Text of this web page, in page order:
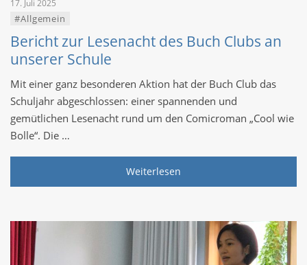
17. Juli 2025
#Allgemein
Bericht zur Lesenacht des Buch Clubs an
unserer Schule
Mit einer ganz besonderen Aktion hat der Buch Club das
Schuljahr abgeschlossen: einer spannenden und
gemütlichen Lesenacht rund um den Comicroman „Cool wie
Bolle“. Die …
Weiterlesen